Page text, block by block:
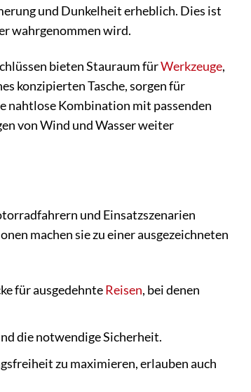
und Dunkelheit erheblich. Dies ist
wahrgenommen wird.
bieten Stauraum fürWerkzeuge,
konzipierten Tasche, sorgen für
nahtlose Kombination mit passenden
von Wind und Wasser weiter
und Einsatzszenarien
machen sie zu einer ausgezeichneten
für ausgedehnteReisen, bei denen
die notwendige Sicherheit.
zu maximieren, erlauben auch